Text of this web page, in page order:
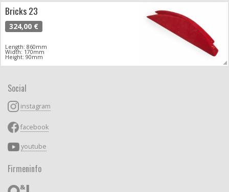
Bricks 23
324,00 €
Length: 860mm
Width: 170mm
Height: 90mm
Social
instagram
facebook
youtube
Firmeninfo